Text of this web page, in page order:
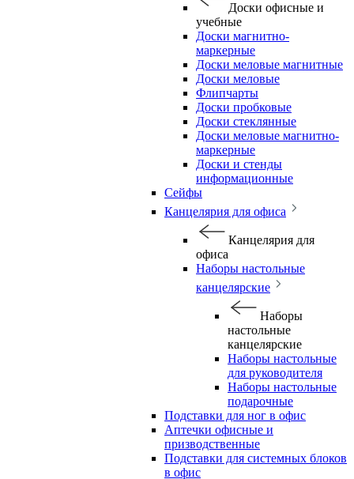
Доски офисные и
учебные
Доски магнитно-
маркерные
Доски меловые магнитные
Доски меловые
Флипчарты
Доски пробковые
Доски стеклянные
Доски меловые магнитно-
маркерные
Доски и стенды
информационные
Сейфы
Канцелярия для офиса
Канцелярия для
офиса
Наборы настольные
канцелярские
Наборы
настольные
канцелярские
Наборы настольные
для руководителя
Наборы настольные
подарочные
Подставки для ног в офис
Аптечки офисные и
призводственные
Подставки для системных блоков
в офис